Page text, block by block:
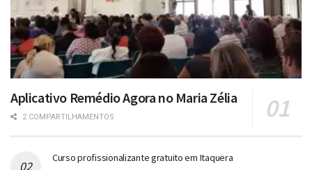
Aplicativo Remédio Agora no Maria Zélia
2 COMPARTILHAMENTOS
Curso profissionalizante gratuito em Itaquera